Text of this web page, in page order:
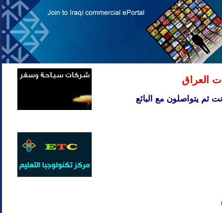
العراق
ثم يتواصلون مع البائع